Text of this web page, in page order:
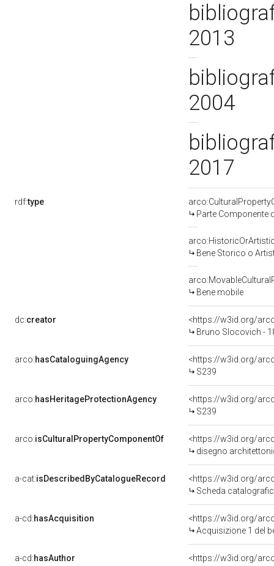
2013
2004
2017
rdf:type
Parte Componente
Bene Storico o
Bene mobile
dc:creator
<https://w3id.org/
Bruno Slocovich -
arco:hasCataloguingAgency
<https://w3id.org/
S239
arco:hasHeritageProtectionAgency
<https://w3id.org/
S239
arco:isCulturalPropertyComponentOf
<https://w3id.org/
disegno
a-cat:isDescribedByCatalogueRecord
<https://w3id.org/
Scheda
a-cd:hasAcquisition
<https://w3id.org/
Acquisizione 1 del
a-cd:hasAuthor
<https://w3id.org/